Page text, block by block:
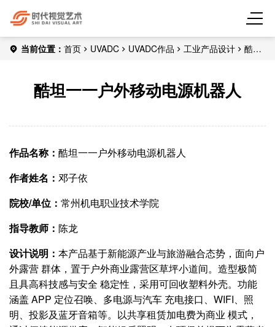
当前位置： 首页 UVADC UVADC作品 工业产品设计
酷坦
酷坦一一户外移动电源机器人
作品名称： 酷坦一一户外移动电源机器人
作者姓名： 邓子依
院校/单位： 常州机电职业技术学院
指导教师： 陈龙
设计说明： 本产品基于新能源产业与旅游融合态势，面向户
外露营 群体，置于户外商业露营区草坪小道间。造型极简
且具高科技感与安全 稳定性，采用可回收塑料外壳。功能
涵盖 APP 定位召唤、多电源与汽车 充电接口、WIFI、照
明、投影及蓝牙音箱等。以共享租赁加电费为商业 模式，